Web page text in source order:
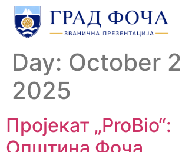
Day: October
2025
Пројекат „ProBio“: